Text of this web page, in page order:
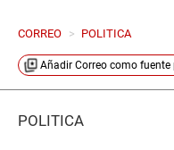
CORREO > POLITICA
Añadir Correo como fuente
POLÍTICA